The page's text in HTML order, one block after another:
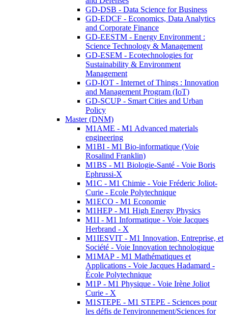
GD-DSB - Data Science for Business
GD-EDCF - Economics, Data Analytics
and Corporate Finance
GD-EESTM - Energy Environment :
Science Technology & Management
GD-ESEM - Ecotechnologies for
Sustainability & Environment
Management
GD-IOT - Internet of Things : Innovation
and Management Program (IoT)
GD-SCUP - Smart Cities and Urban
Policy
Master (DNM)
M1AME - M1 Advanced materials
engineering
M1BI - M1 Bio-informatique (Voie
Rosalind Franklin)
M1BS - M1 Biologie-Santé - Voie Boris
Ephrussi-X
M1C - M1 Chimie - Voie Fréderic Joliot-
Curie - Ecole Polytechnique
M1ECO - M1 Economie
M1HEP - M1 High Energy Physics
M1I - M1 Informatique - Voie Jacques
Herbrand - X
M1IESVIT - M1 Innovation, Entreprise, et
Société - Voie Innovation technologique
M1MAP - M1 Mathématiques et
Applications - Voie Jacques Hadamard -
École Polytechnique
M1P - M1 Physique - Voie Irène Joliot
Curie - X
M1STEPE - M1 STEPE - Sciences pour
les défis de l'environnement/Sciences for